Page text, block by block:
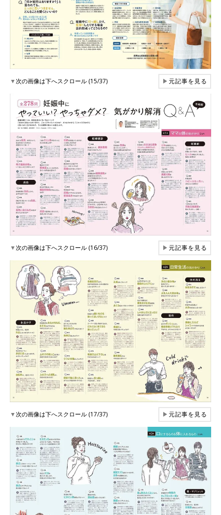
▼次の画像は下へスクロール (15/37) ▶元記事を見る
▼次の画像は下へスクロール (16/37) ▶元記事を見る
▼次の画像は下へスクロール (17/37) ▶元記事を見る